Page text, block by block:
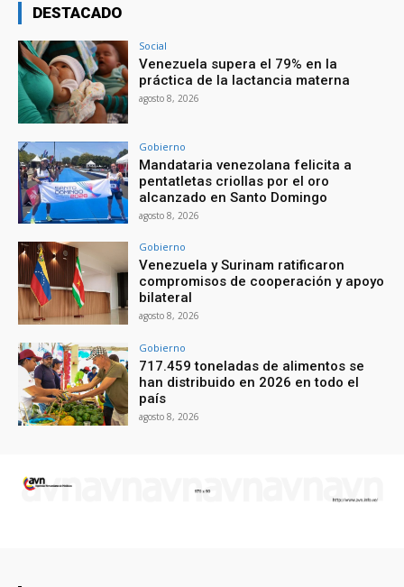
DESTACADO
Social
Venezuela supera el 79% en la
práctica de la lactancia materna
agosto 8, 2026
Gobierno
Mandataria venezolana felicita a
pentatletas criollas por el oro
alcanzado en Santo Domingo
agosto 8, 2026
Gobierno
Venezuela y Surinam ratificaron
compromisos de cooperación y apoyo
bilateral
agosto 8, 2026
Gobierno
717.459 toneladas de alimentos se
han distribuido en 2026 en todo el
país
agosto 8, 2026